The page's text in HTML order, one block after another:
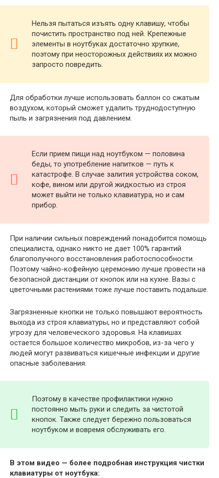
Нельзя пытаться изъять одну клавишу, чтобы
почистить пространство под ней. Крепежные
элементы в ноутбуках достаточно хрупкие,
поэтому при неосторожных действиях их можно
запросто повредить.
Для обработки лучше использовать баллон со сжатым
воздухом, который сможет удалить труднодоступную
пыль и загрязнения под давлением.
Если прием пищи над ноутбуком — половина
беды, то употребление напитков — путь к
катастрофе. В случае залития устройства соком,
кофе, вином или другой жидкостью из строя
может выйти не только клавиатура, но и сам
прибор.
При наличии сильных повреждений понадобится помощь
специалиста, однако никто не дает 100% гарантий
благополучного восстановления работоспособности.
Поэтому чайно-кофейную церемонию лучше провести на
безопасной дистанции от кнопок или на кухне. Вазы с
цветочными растениями тоже лучше поставить подальше.
Загрязненные кнопки не только повышают вероятность
выхода из строя клавиатуры, но и представляют собой
угрозу для человеческого здоровья. На клавишах
остается большое количество микробов, из-за чего у
людей могут развиваться кишечные инфекции и другие
опасные заболевания.
Поэтому в качестве профилактики нужно
постоянно мыть руки и следить за чистотой
кнопок. Также следует бережно пользоваться
ноутбуком и вовремя обслуживать его.
В этом видео — более подробная инструкция чистки
клавиатуры от ноутбука: